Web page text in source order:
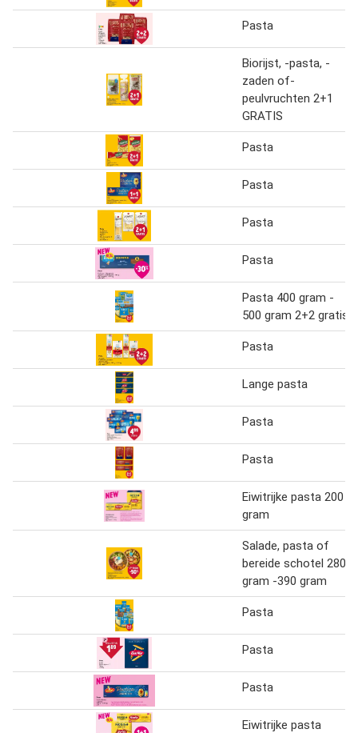
Pasta
Biorijst, -pasta, -
zaden of-
peulvruchten 2+1
GRATIS
Pasta
Pasta
Pasta
Pasta
Pasta 400 gram -
500 gram 2+2 gratis
Pasta
Lange pasta
Pasta
Pasta
Eiwitrijke pasta 200
gram
Salade, pasta of
bereide schotel 280
gram -390 gram
Pasta
Pasta
Pasta
Eiwitrijke pasta